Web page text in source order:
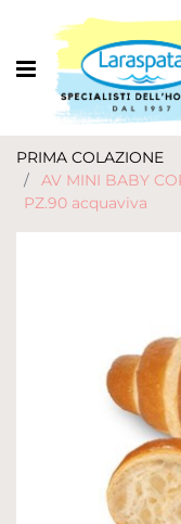
Open menu
PRIMA COLAZIONE
AV MINI BABY
PZ.90 acquaviva